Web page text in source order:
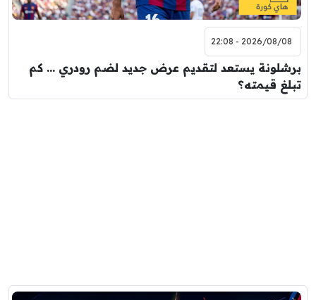
2026/08/08 - 22:08
برشلونة يستعد لتقديم عرض جديد لضم رودري … كم
تبلغ قيمته؟